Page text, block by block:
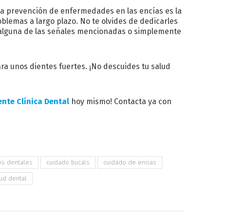
prevención de enfermedades en las encías es la
a largo plazo. No te olvides de dedicarles
de las señales mencionadas o simplemente
unos dientes fuertes. ¡No descuides tu salud
Clínica Dental hoy mismo! Contacta ya con
dentales cuidado bucals cuidado de encias
dental